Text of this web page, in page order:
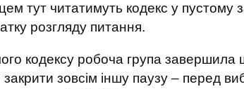
тут читатимуть кодекс у пустому
розгляду питання.
кодексу робоча група завершила
зовсім іншу паузу – перед